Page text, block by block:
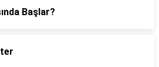
Başlar?